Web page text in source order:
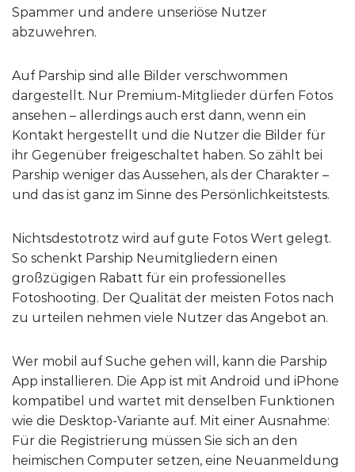
Spammer und andere unseriöse Nutzer
abzuwehren.
Auf Parship sind alle Bilder verschwommen
dargestellt. Nur Premium-Mitglieder dürfen Fotos
ansehen – allerdings auch erst dann, wenn ein
Kontakt hergestellt und die Nutzer die Bilder für
ihr Gegenüber freigeschaltet haben. So zählt bei
Parship weniger das Aussehen, als der Charakter –
und das ist ganz im Sinne des Persönlichkeitstests.
Nichtsdestotrotz wird auf gute Fotos Wert gelegt.
So schenkt Parship Neumitgliedern einen
großzügigen Rabatt für ein professionelles
Fotoshooting. Der Qualität der meisten Fotos nach
zu urteilen nehmen viele Nutzer das Angebot an.
Wer mobil auf Suche gehen will, kann die Parship
App installieren. Die App ist mit Android und iPhone
kompatibel und wartet mit denselben Funktionen
wie die Desktop-Variante auf. Mit einer Ausnahme:
Für die Registrierung müssen Sie sich an den
heimischen Computer setzen, eine Neuanmeldung